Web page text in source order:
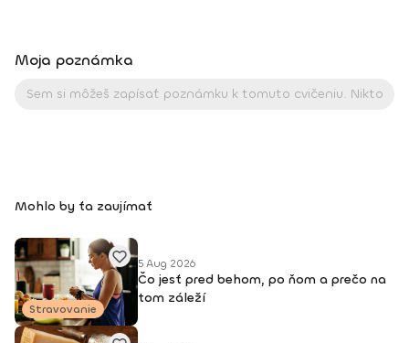
ocenením bola vždy pre mňa pozitívna spätná väzba od
• Kondičný tréner 1. kv. stupňa • Certifikovaná lektorka
Moja poznámka
Mohlo by ťa zaujímať
Stravovanie
5 Aug 2026
Čo jesť pred behom, po ňom a prečo na
tom záleží